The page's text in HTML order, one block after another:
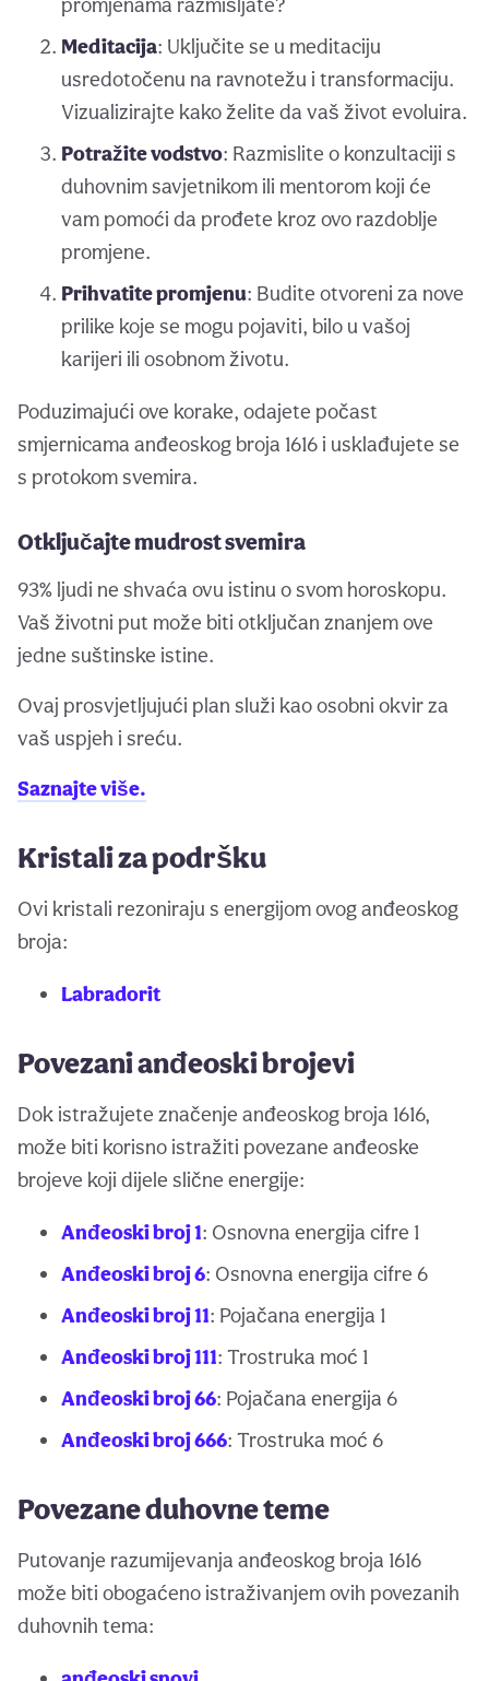
Meditacija: Uključite se u meditaciju
usredotočenu na ravnotežu i transformaciju.
Vizualizirajte kako želite da vaš život evoluira.
Potražite vodstvo: Razmislite o konzultaciji s
duhovnim savjetnikom ili mentorom koji će
vam pomoći da prođete kroz ovo razdoblje
promjene.
Prihvatite promjenu: Budite otvoreni za nove
prilike koje se mogu pojaviti, bilo u vašoj
karijeri ili osobnom životu.
Poduzimajući ove korake, odajete počast
smjernicama anđeoskog broja 1616 i usklađujete se
s protokom svemira.
Otključajte mudrost svemira
93% ljudi ne shvaća ovu istinu o svom horoskopu.
Vaš životni put može biti otključan znanjem ove
jedne suštinske istine.
Ovaj prosvjetljujući plan služi kao osobni okvir za
vaš uspjeh i sreću.
Saznajte više.
Kristali za podršku
Ovi kristali rezoniraju s energijom ovog anđeoskog
broja:
Labradorit
Povezani anđeoski brojevi
Dok istražujete značenje anđeoskog broja 1616,
može biti korisno istražiti povezane anđeoske
brojeve koji dijele slične energije:
Anđeoski broj 1: Osnovna energija cifre 1
Anđeoski broj 6: Osnovna energija cifre 6
Anđeoski broj 11: Pojačana energija 1
Anđeoski broj 111: Trostruka moć 1
Anđeoski broj 66: Pojačana energija 6
Anđeoski broj 666: Trostruka moć 6
Povezane duhovne teme
Putovanje razumijevanja anđeoskog broja 1616
može biti obogaćeno istraživanjem ovih povezanih
duhovnih tema: